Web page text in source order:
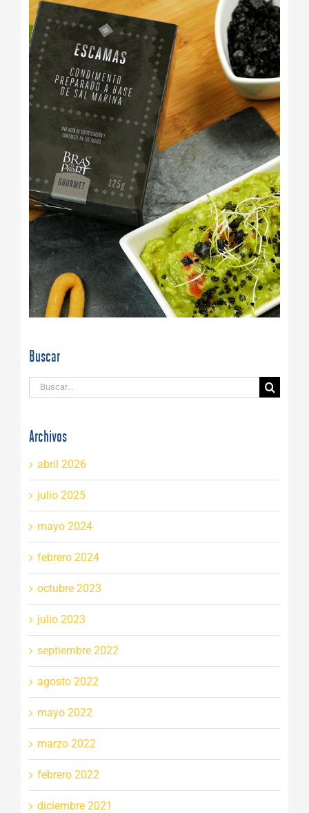
Buscar
Buscar:
Archivos
abril 2026
julio 2025
mayo 2024
febrero 2024
octubre 2023
julio 2023
septiembre 2022
agosto 2022
mayo 2022
marzo 2022
febrero 2022
diciembre 2021